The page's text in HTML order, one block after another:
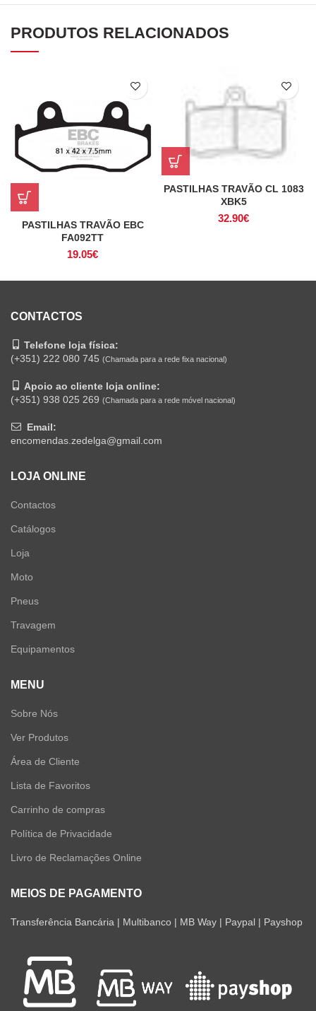
PRODUTOS RELACIONADOS
PASTILHAS TRAVÃO EBC
FA092TT
19.05€
PASTILHAS TRAVÃO CL 1083
XBK5
32.90€
CONTACTOS
Telefone loja física:
(+351) 222 080 745 (Chamada para a rede fixa nacional)
Apoio ao cliente loja online:
(+351) 938 025 269 (Chamada para a rede móvel nacional)
Email:
encomendas.zedelga@gmail.com
LOJA ONLINE
Contactos
Catálogos
Loja
Moto
Pneus
Travagem
Equipamentos
MENU
Sobre Nós
Ver Produtos
Área de Cliente
Lista de Favoritos
Carrinho de compras
Política de Privacidade
Livro de Reclamações Online
MEIOS DE PAGAMENTO
Transferência Bancária | Multibanco | MB Way | Paypal | Payshop